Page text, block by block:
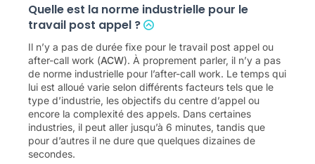
Quelle est la norme industrielle pour le
travail post appel ?
Il n’y a pas de durée fixe pour le travail post appel ou
after-call work (ACW). À proprement parler, il n’y a pas
de norme industrielle pour l’after-call work. Le temps qui
lui est alloué varie selon différents facteurs tels que le
type d’industrie, les objectifs du centre d’appel ou
encore la complexité des appels. Dans certaines
industries, il peut aller jusqu’à 6 minutes, tandis que
pour d’autres il ne dure que quelques dizaines de
secondes.